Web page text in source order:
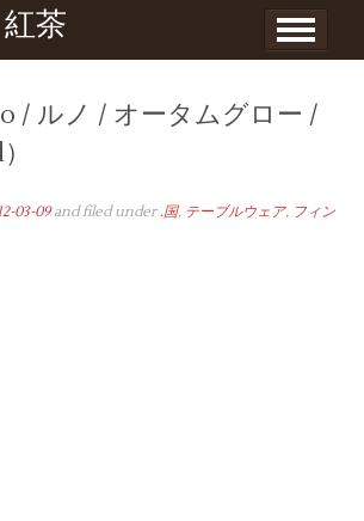
茶
/ ルノ / オータムグロー /
03-09 and filed under .国, テーブルウェア, フィン